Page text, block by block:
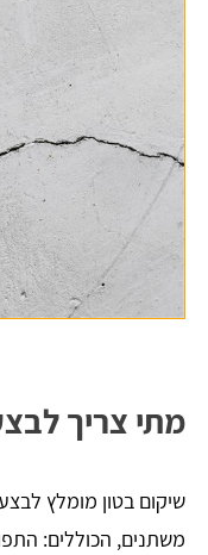
מתי צריך
שיקום בטון מומלץ
משתנים, הכוללים: